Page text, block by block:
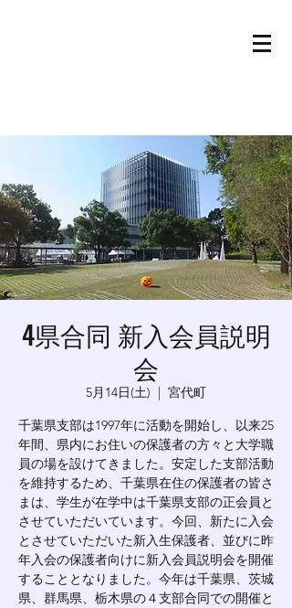
4県合同 新入会員説明
会
5月14日(土)
  |
宮代町
千葉県支部は1997年に活動を開始し、以来25
年間、県内にお住いの保護者の方々と大学職
員の場を設けてきました。安定した支部活動
を維持するため、千葉県在住の保護者の皆さ
まは、学生が在学中は千葉県支部の正会員と
させていただいています。今回、新たに入会
とさせていただいた新入生保護者、並びに昨
年入会の保護者向けに新入会員説明会を開催
することとなりました。今年は千葉県、茨城
県、群馬県、栃木県の４支部合同での開催と